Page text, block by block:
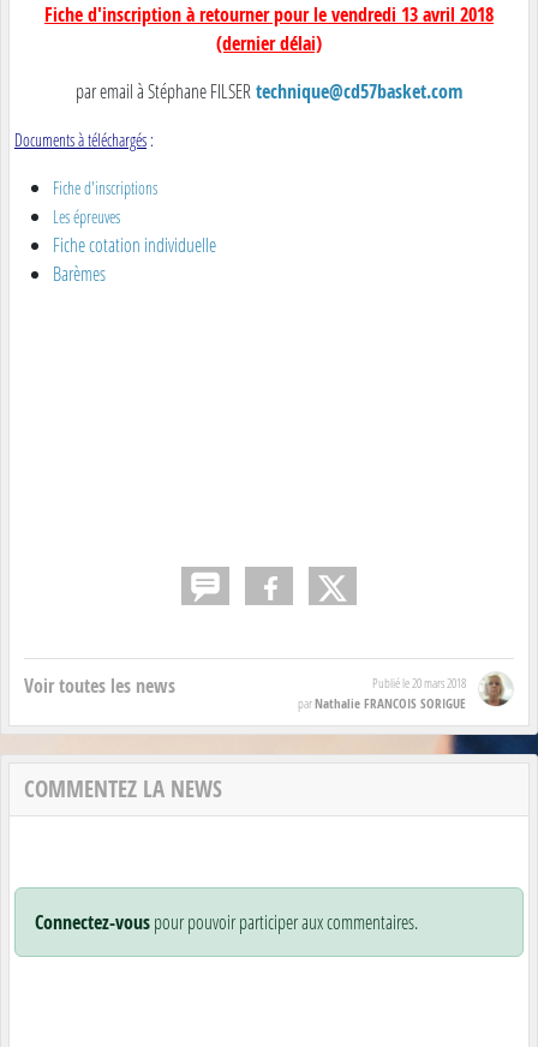
Fiche d'inscription à retourner pour le vendredi 13 avril 2018
(dernier délai)
par email à Stéphane FILSER technique@cd57basket.com
Documents à téléchargés :
Fiche d'inscriptions
Les épreuves
Fiche cotation individuelle
Barèmes
Voir toutes les news Publié le20 mars 2018
parNathalie FRANCOIS SORIGUE
COMMENTEZ LA NEWS
Connectez-vouspour pouvoir participer aux commentaires.